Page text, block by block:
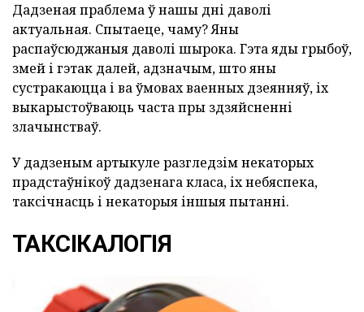
Дадзеная праблема ў нашы дні даволі
актуальная. Спытаеце, чаму? Яны
распаўсюджаныя даволі шырока. Гэта яды грыбоў,
змей і гэтак далей, адзначым, што яны
сустракаюцца і ва ўмовах ваенных дзеянняў, іх
выкарыстоўваюць часта пры здзяйсненні
злачынстваў.
У дадзеным артыкуле разгледзім некаторых
прадстаўнікоў дадзенага класа, іх небяспека,
таксічнасць і некаторыя іншыя пытанні.
ТАКСІКАЛОГІЯ